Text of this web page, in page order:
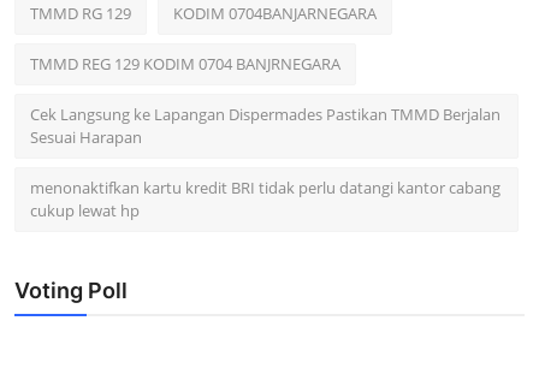
TMMD RG 129 KODIM 0704BANJARNEGARA
TMMD REG 129 KODIM 0704 BANJRNEGARA
Cek Langsung ke Lapangan Dispermades Pastikan TMMD Berjalan
Sesuai Harapan
menonaktifkan kartu kredit BRI tidak perlu datangi kantor cabang
cukup lewat hp
Voting Poll